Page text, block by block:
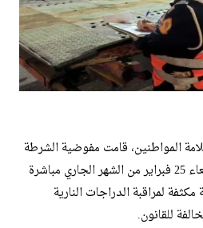
المواطنين، قامت مفوضية الشرطة
بالعيون سيدي ملوك يوم الأربعاء 25 فبراير من الشهر الجاري مباشرة
لمراقبة الدراجات النارية
للقانون.